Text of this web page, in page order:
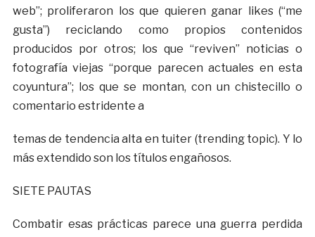
web”; proliferaron los que quieren ganar likes (“me
gusta”) reciclando como propios contenidos
producidos por otros; los que “reviven” noticias o
fotografía viejas “porque parecen actuales en esta
coyuntura”; los que se montan, con un chistecillo o
comentario estridente a
temas de tendencia alta en tuiter (trending topic). Y lo
más extendido son los títulos engañosos.
SIETE PAUTAS
Combatir esas prácticas parece una guerra perdida